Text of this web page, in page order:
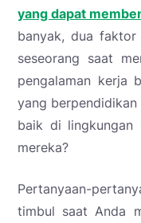
yang dapat
banyak, dua faktor
seseorang saat
pengalaman kerja
yang
baik di lingkungan
mereka?
Pertanyaan-
timbul saat Anda